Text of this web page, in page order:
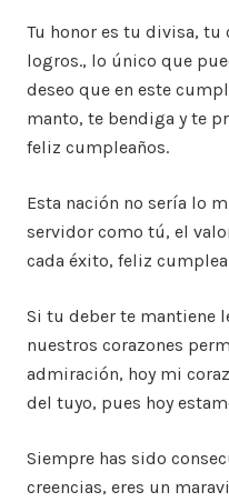
Tu honor es tu divisa,
logros., lo único que
deseo que en este
manto, te bendiga y te
feliz cumpleaños.
Esta nación no sería lo
servidor como tú, el
cada éxito, feliz
Si tu deber te mantiene
nuestros corazones
admiración, hoy mi
del tuyo, pues hoy
Siempre has sido
creencias, eres un